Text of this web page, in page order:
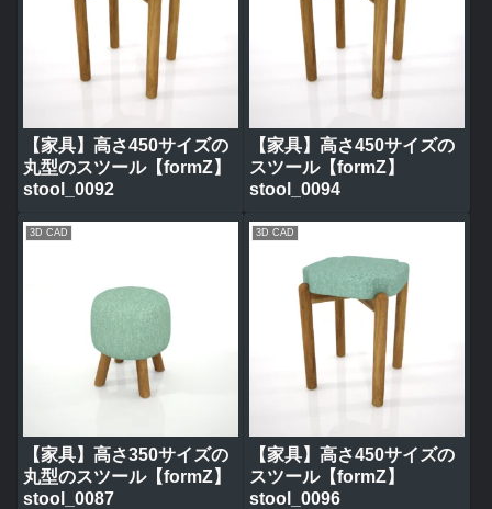
【家具】高さ450サイズの
丸型のスツール【formZ】
stool_0092
【家具】高さ450サイズの
スツール【formZ】
stool_0094
3D CAD
【家具】高さ350サイズの
丸型のスツール【formZ】
stool_0087
3D CAD
【家具】高さ450サイズの
スツール【formZ】
stool_0096